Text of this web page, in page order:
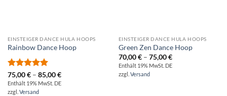
EINSTEIGER DANCE HULA HOOPS
Rainbow Dance Hoop
Bewertet
mit5.00
von 5
75,00€ – 85,00€Preisspanne:
75,00 €
bis
Enthält 19% MwSt. DE
zzgl. Versand
EINSTEIGER DANCE HULA HOOPS
Green Zen Dance Hoop
70,00€ – 75,00€Preisspanne:
70,00 €
bis
Enthält 19% MwSt. DE
zzgl. Versand